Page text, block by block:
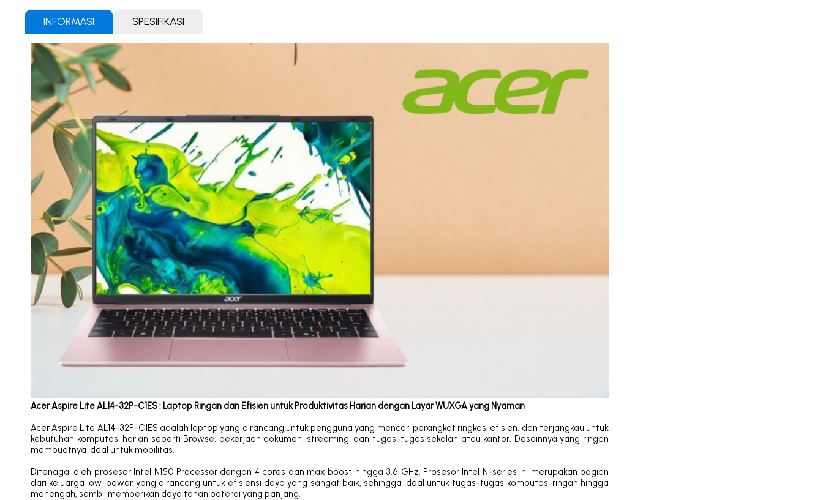
INFORMASI SPESIFIKASI
Acer Aspire Lite AL14-32P-C1ES: Laptop Ringan dan Efisien untuk Produktivitas Harian dengan Layar WUXGA yang Nyaman
Acer Aspire Lite AL14-32P-C1ES adalah laptop yang dirancang untuk pengguna yang mencari perangkat ringkas, efisien, dan terjangkau untuk
kebutuhan komputasi harian seperti Browse, pekerjaan dokumen, streaming, dan tugas-tugas sekolah atau kantor. Desainnya yang ringan
membuatnya ideal untuk mobilitas.
Ditenagai oleh prosesor Intel N150 Processor dengan 4 cores dan max boost hingga 3.6 GHz. Prosesor Intel N-series ini merupakan bagian
dari keluarga low-power yang dirancang untuk efisiensi daya yang sangat baik, sehingga ideal untuk tugas-tugas komputasi ringan hingga
menengah, sambil memberikan daya tahan baterai yang panjang.